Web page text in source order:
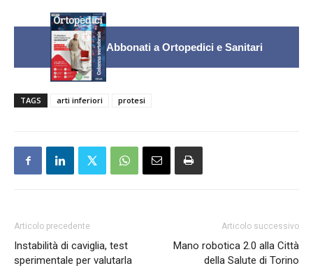
Abbonati a Ortopedici e Sanitari
TAGS arti inferiori protesi
Articolo precedente
Instabilità di caviglia, test
sperimentale per valutarla
Articolo successivo
Mano robotica 2.0 alla Città
della Salute di Torino